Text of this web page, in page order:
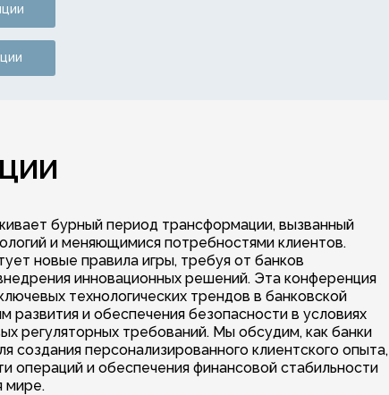
бурный период трансформации, вызванный
и меняющимися потребностями клиентов.
новые правила игры, требуя от банков
инновационных решений. Эта конференция
технологических трендов в банковской
развития и обеспечения безопасности в условиях
регуляторных требований. Мы обсудим, как банки
создания персонализированного клиентского опыта,
операций и обеспечения финансовой стабильности
мире.